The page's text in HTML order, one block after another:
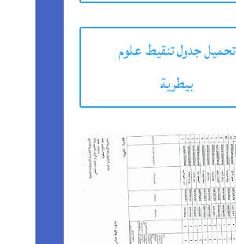
تحميل جدول تنقيط علوم
بيطرية